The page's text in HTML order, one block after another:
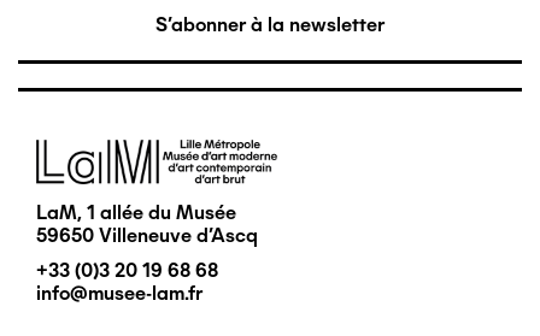
S'abonner à la newsletter
Image
LaM, 1 allée du Musée
59650 Villeneuve d'Ascq
+33 (0)3 20 19 68 68
info@musee-lam.fr